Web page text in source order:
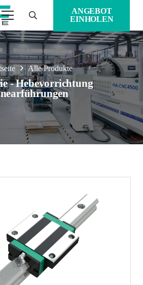
ANGEBOT
EINHOLEN
Alle Produkte
- Hebevorrichtung